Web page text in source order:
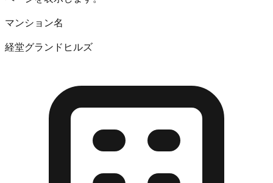
マンション名
経堂グランドヒルズ